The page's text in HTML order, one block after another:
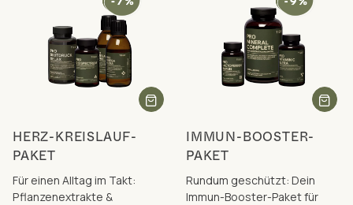
HERZ-KREISLAUF-
PAKET
Für einen Alltag im Takt:
Pflanzenextrakte &
IMMUN-BOOSTER-
PAKET
Rundum geschützt: Dein
Immun-Booster-Paket für